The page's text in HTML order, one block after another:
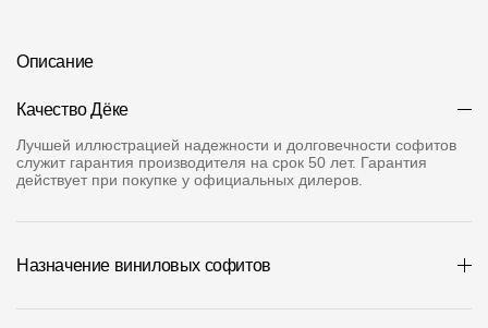
Алтайский край
Контакты
125212, Россия, Москва, Головинское ш., д. 5, стр. 1 (БЦ
Режим работы
Описание
Качество Дёке
Лучшей иллюстрацией надежности и долговечности софитов
служит гарантия производителя на срок 50 лет. Гарантия
действует при покупке у официальных дилеров.
Назначение виниловых софитов